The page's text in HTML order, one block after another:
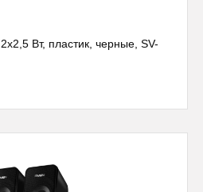
Вт, пластик, черные, SV-